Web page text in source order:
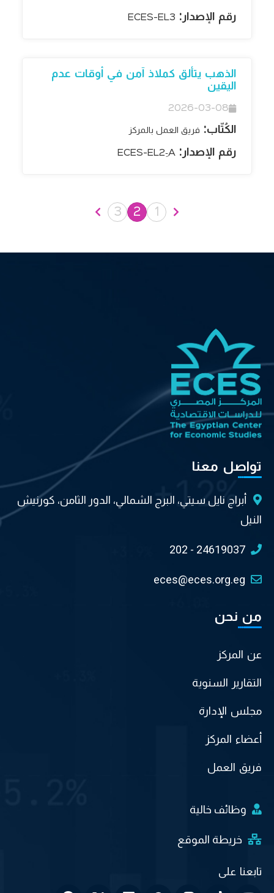
رقم الإصدار: ECES-EL3
الذهب يتألق كملاذ آمن في أوقات عدم
اليقين
2026-03-08
الكُتّاب: فريق العمل بالمركز
رقم الإصدار: ECES-EL2-ِA
1
2
3
تواصل معنا
أبراج نايل سيتي، البرج الشمالي، الدور الثامن، كورنيش
النيل
202 - 24619037
eces@eces.org.eg
من نحن
عن المركز
التقارير السنوية
مجلس الإدارة
أعضاء المركز
فريق العمل
وظائف خالية
خريطة الموقع